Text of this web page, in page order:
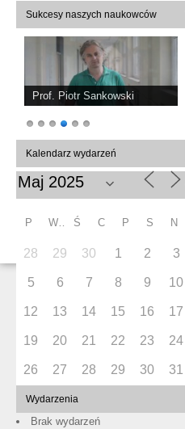
Sukcesy naszych naukowców
Dr hab. Katarzyna Marciniak
Kalendarz wydarzeń
P Ś C P S N
28 29 30 1 2 3
5 6 7 8 9 10
12 13 14 15 16 17
19 20 21 22 23 24
26 27 28 29 30 31
Wydarzenia
Brak wydarzeń